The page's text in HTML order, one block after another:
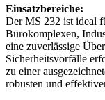
Einsatzbereiche:
Der MS 232 ist ideal
Bürokomplexen,
eine zuverlässige
Sicherheitsvorfälle
zu einer
robusten und